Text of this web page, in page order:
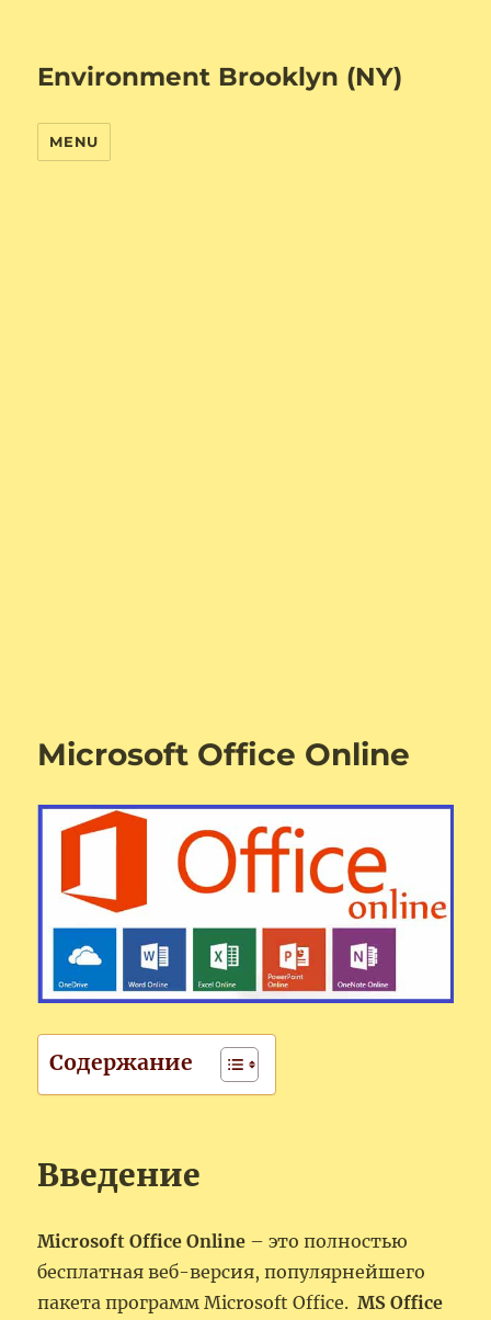
Environment Brooklyn (NY)
MENU
Microsoft Office Online
Содержание
Введение
Microsoft Office Online – это полностью
бесплатная веб-версия, популярнейшего
пакета программ Microsoft Office.MS Office